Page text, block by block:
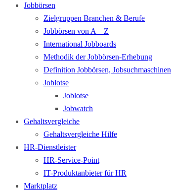
Jobbörsen
Zielgruppen Branchen & Berufe
Jobbörsen von A – Z
International Jobboards
Methodik der Jobbörsen-Erhebung
Definition Jobbörsen, Jobsuchmaschinen
Joblotse
Joblotse
Jobwatch
Gehaltsvergleiche
Gehaltsvergleiche Hilfe
HR-Dienstleister
HR-Service-Point
IT-Produktanbieter für HR
Marktplatz